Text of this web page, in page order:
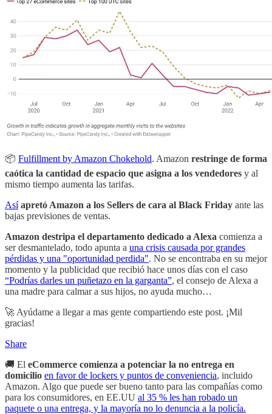
📦 Fulfillment by Amazon Chokehold. Amazon restringe de forma
caótica la cantidad de espacio que asigna a los vendedores y al
mismo tiempo aumenta las tarifas.
Así apretó Amazon a los Sellers de cara al Black Friday ante las
bajas previsiones de ventas.
Amazon destripa el departamento dedicado a Alexa comienza a
ser desmantelado, todo apunta a una crisis causada por grandes
pérdidas y una "oportunidad perdida". No se encontraba en su mejor
momento y la publicidad que recibió hace unos días con el caso
“Podrías darles un puñetazo en la garganta”, el consejo de Alexa a
una madre para calmar a sus hijos, no ayuda mucho…
🚀 Ayúdame a llegar a mas gente compartiendo este post. ¡Mil
gracias!
Share
🚚 El eCommerce comienza a potenciar la no entrega en
domicilio en favor de lockers y puntos de conveniencia, incluido
Amazon. Algo que puede ser bueno tanto para las compañías como
para los consumidores, en EE.UU al 35 % les han robado un
paquete o una entrega, y la mayoría no lo denuncia a la policía.